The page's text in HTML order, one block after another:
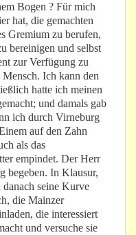
Bogen ? Für mich
hat, die gemachten
Gremium zu berufen,
bereinigen und selbst
zur Verfügung zu
Ich kann den
hatte ich meinen
und damals gab
ich durch Virneburg
auf den Zahn
als das
empindet. Der Herr
begeben. In Klausur,
seine Kurve
die Mainzer
die interessiert
und versuche sie